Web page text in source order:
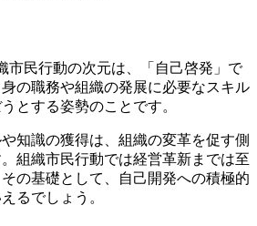
市民行動の次元は、「自己啓発」で
の職務や組織の発展に必要なスキル
とする姿勢のことです。
知識の獲得は、組織の変革を促す側
組織市民行動では経営革新までは至
の基礎として、自己開発への積極的
るでしょう。